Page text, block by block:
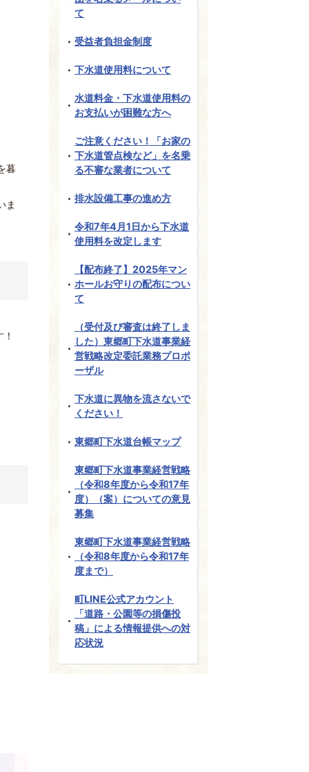
暮
ま
て
受益者負担金制度
下水道使用料について
水道料金・下水道使用料の
お支払いが困難な方へ
ご注意ください！「お家の
下水道管点検など」を名乗
る不審な業者について
排水設備工事の進め方
令和7年4月1日から下水道
使用料を改定します
【配布終了】2025年マン
ホールお守りの配布につい
て
（受付及び審査は終了しま
した）東郷町下水道事業経
営戦略改定委託業務プロポ
ーザル
下水道に異物を流さないで
ください！
東郷町下水道台帳マップ
東郷町下水道事業経営戦略
（令和8年度から令和17年
度）（案）についての意見
募集
東郷町下水道事業経営戦略
（令和8年度から令和17年
度まで）
町LINE公式アカウント
「道路・公園等の損傷投
稿」による情報提供への対
応状況